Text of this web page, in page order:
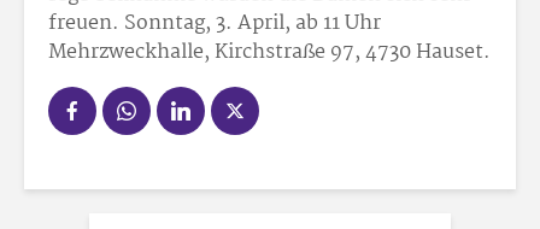
freuen. Sonntag, 3. April, ab 11 Uhr
Mehrzweckhalle, Kirchstraße 97, 4730 Hauset.